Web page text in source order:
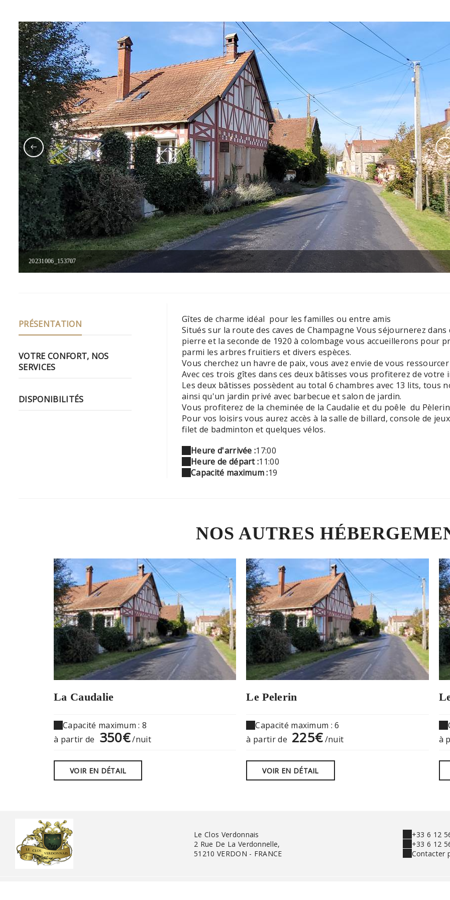
20231006_153707
PRÉSENTATION
VOTRE CONFORT, NOS
SERVICES
DISPONIBILITÉS
Gîtes de charme idéal pour les familles ou entre amis
Situés sur la route des caves de Champagne Vous séjournerez
pierre et la seconde de 1920 à colombage vous accueillerons pour
parmi les arbres fruitiers et divers espèces.
Vous cherchez un havre de paix, vous avez envie de vous
Avec ces trois gîtes dans ces deux bâtisses vous profiterez de votre
Les deux bâtisses possèdent au total 6 chambres avec 13 lits, tous
ainsi qu'un jardin privé avec barbecue et salon de jardin.
Vous profiterez de la cheminée de la Caudalie et du poêle du
Pour vos loisirs vous aurez accès à la salle de billard, console de
filet de badminton et quelques vélos.
Heure d'arrivée :17:00
Heure de départ :11:00
Capacité maximum :19
NOS AUTRES
La Caudalie
Capacité maximum : 8
à partir de 350€/nuit
VOIR EN DÉTAIL
Le Pelerin
Capacité maximum : 6
à partir de 225€/nuit
VOIR EN DÉTAIL
à
Le Clos Verdonnais
2 Rue De La Verdonnelle,
51210 VERDON - FRANCE
+33 6 12
+33 6 12
Contacter